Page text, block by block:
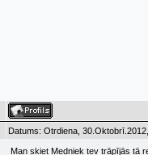
Datums: Otrdiena,
Man sķiet Medniek tev trāpījās tā